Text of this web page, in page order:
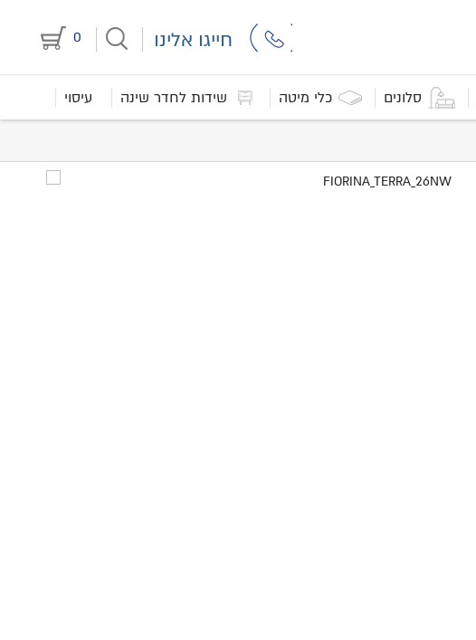
0 חייגו אלינו
סלונים כלי מיטה שידות לחדר שינה עיסוי